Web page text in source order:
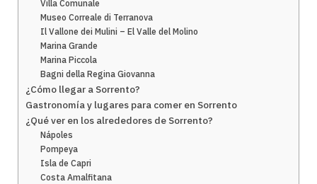
Villa Comunale
Museo Correale di Terranova
Il Vallone dei Mulini – El Valle del Molino
Marina Grande
Marina Piccola
Bagni della Regina Giovanna
¿Cómo llegar a Sorrento?
Gastronomía y lugares para comer en Sorrento
¿Qué ver en los alrededores de Sorrento?
Nápoles
Pompeya
Isla de Capri
Costa Amalfitana